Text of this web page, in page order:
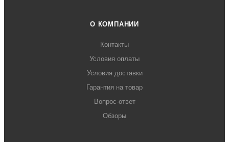
О КОМПАНИИ
Контакты
Условия оплаты
Условия доставки
Гарантия на товар
Вопрос-ответ
Обзоры